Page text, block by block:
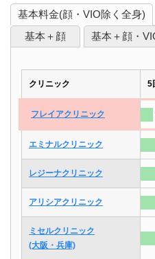
基本料金(顔・VIO除く全身)
基本＋顔
基本＋顔・
クリニック 5
フレイアクリニック
エミナルクリニック
レジーナクリニック
アリシアクリニック
ミセルクリニック
(大阪・兵庫)